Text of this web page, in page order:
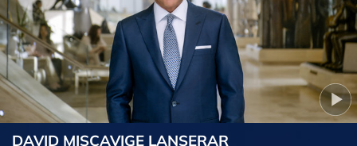
DAVID MISCAVIGE LANSERAR